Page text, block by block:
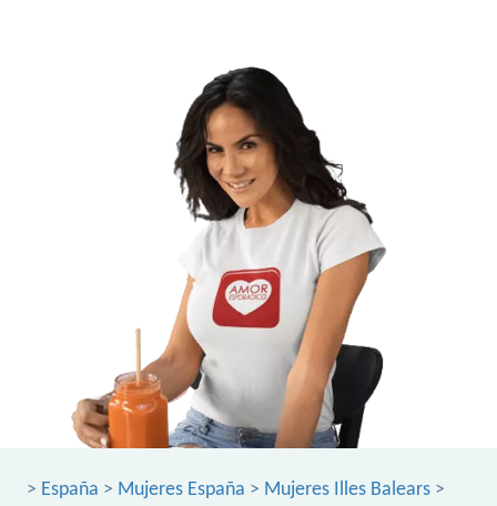
> España > Mujeres España > Mujeres Illes Balears >